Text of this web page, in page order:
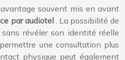
souvent mis en avant
par audiotel. La possibilité de
révéler son identité réelle
une consultation plus
physique peut également